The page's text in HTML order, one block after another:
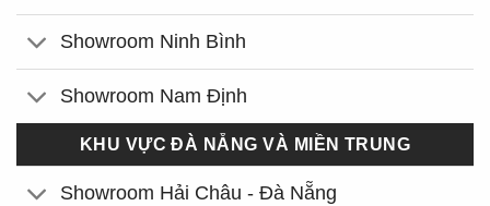
Showroom Ninh Bình
Showroom Nam Định
KHU VỰC ĐÀ NẴNG VÀ MIỀN TRUNG
Showroom Hải Châu - Đà Nẵng